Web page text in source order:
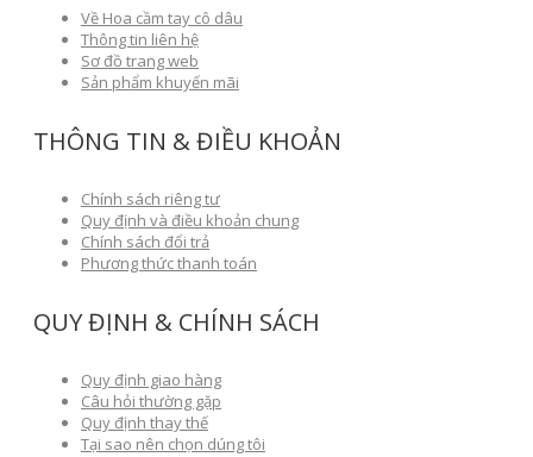
Về Hoa cầm tay cô dâu
Thông tin liên hệ
Sơ đồ trang web
Sản phẩm khuyến mãi
THÔNG TIN & ĐIỀU KHOẢN
Chính sách riêng tư
Quy định và điều khoản chung
Chính sách đổi trả
Phương thức thanh toán
QUY ĐỊNH & CHÍNH SÁCH
Quy định giao hàng
Câu hỏi thường gặp
Quy định thay thế
Tại sao nên chọn dúng tôi